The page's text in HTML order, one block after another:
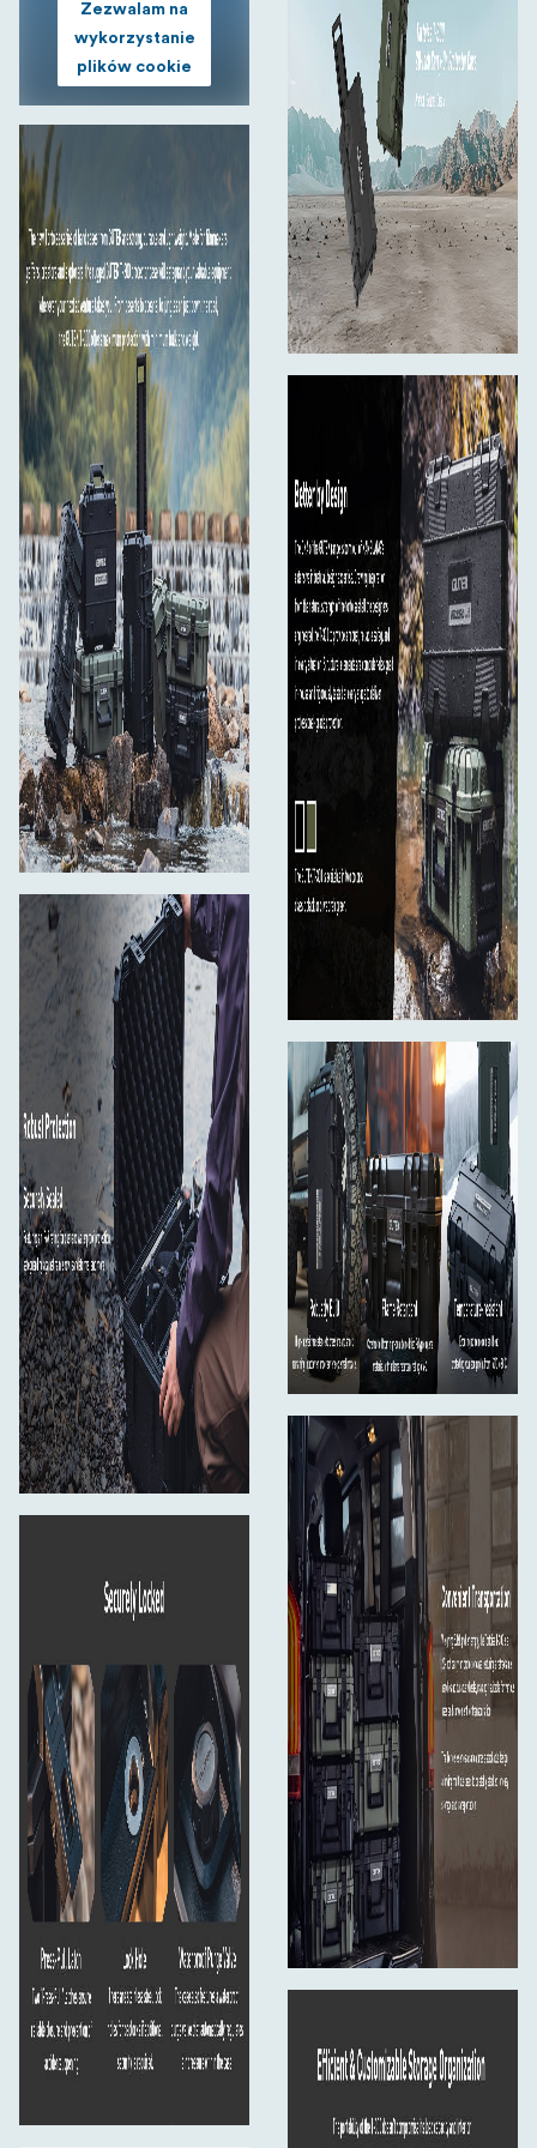
dokładnie do konfiguracji sprzętu - idealnego do
bezpiecznego przechowywania kamer, dronów,
obiektywów, mikrofonów, narzędzi i innych. Przegródki
zapewniają szybką rekonfigurację podczas wymiany
zestawów.
T-300 posiada podwójne zatrzaski, które zamykają się
bezpiecznie i są odporne na przypadkowe otwarcie.
Wzmocnione stalą nierdzewną otwory pozwalają na
zamknięcie walizki na kłódkę dla dodatkowej ochrony.
Wbudowany automatyczny zawór wyrównywania
ciśnienia zapewnia płynne otwieranie nawet po lotach
lub zmianach wysokości, dzięki czemu jest w pełni
gotowy do pracy w liniach lotniczych. Ergonomiczne
uchwyty boczne są pokryte gumą dla wygody, a
zintegrowany wysuwany uchwyt i wytrzymałe koła
ułatwiają transport cięższych ładunków na duże
odległości.
Jej konstrukcja umożliwiająca układanie w stosy
oznacza, że T-300 może być bezpiecznie
przechowywana lub transportowana z innymi walizkami
z serii GUTEK Tortoise. Jest na tyle kompaktowa, że
może być używana jako wózek transportowy, a
jednocześnie wystarczająco przestronna, aby pomieścić
pełny zestaw sprzętu terenowego. Wytrzymała powłoka
posiada również płaskie powierzchnie do etykietowania
lub znakowania i jest kompatybilna z dodatkowymi
akcesoriami, takimi jak organizery pokrywy lub
oświetlenie LED.
Niezależnie od tego, czy chronisz wrażliwą elektronikę w
trudnych warunkach terenowych, podróżujesz z
delikatnym sprzętem do obrazowania, czy organizujesz
narzędzia do codziennego profesjonalnego użytku,
GUTEK Tortoise T-300 oferuje idealną równowagę
między pojemnością, przenośnością i ochroną -
zbudowaną tak, aby działała pod presją i trwała przez
Kluczowe cechy:
Wymiary zewnętrzne: 56 × 35,5 × 23 cm
Wymiary wewnętrzne: 51.5 × 30 × 18 cm
(pojemność 30 L)
Wodoodporny i pyłoszczelny (stopień ochrony
IP67)
Odporny na działanie płomieni i temperatury (-50
°C do +80 °C)
Odporna na uderzenia polipropylenowa
powłokaodporna na uderzenia powłoka
Chowany uchwyt do wózka i kółka ułatwiające
transport
Konstrukcja umożliwiająca układanie w stosy ze
wzmocnionymi narożnikami
Automatyczny zawór wyrównujący ciśnienie
Otwory ze stali nierdzewnej do zamykania na kłódki
Zawiera piankę typu peel-and-pluck i wyściełane
przegrody do pełnej personalizacji wnętrza
Zestaw zawiera:
Tortoise T-300 Protector Case (czarny) × 1
Konvoluted Lid Foam × 1
Zezwalam na
wykorzystanie
plików cookie